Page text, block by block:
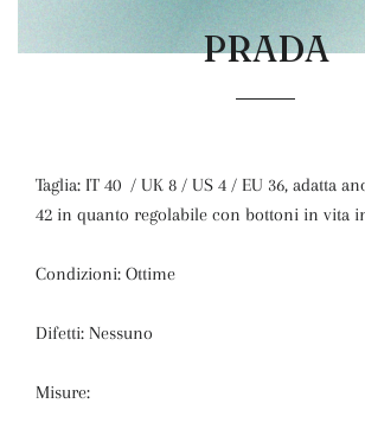
PRADA
Taglia: IT 40 / UK 8 / US 4 / EU 36, adatta
42 in quanto regolabile con bottoni in vita
Condizioni: Ottime
Difetti: Nessuno
Misure: